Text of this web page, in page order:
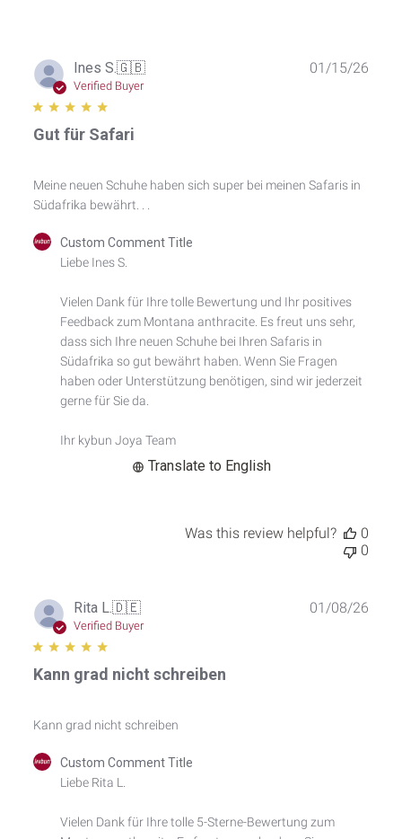
Ines S.🇬🇧
Verified Buyer
Gut für Safari
Meine neuen Schuhe haben sich super bei meinen Safaris in
Südafrika bewährt. . .
Comments
Review
Custom
Comment
Custom Comment Title
Liebe Ines S.
Vielen Dank für Ihre tolle Bewertung und Ihr positives
Feedback zum Montana anthracite. Es freut uns sehr,
dass sich Ihre neuen Schuhe bei Ihren Safaris in
Südafrika so gut bewährt haben. Wenn Sie Fragen
haben oder Unterstützung benötigen, sind wir jederzeit
gerne für Sie da.
Ihr kybun Joya Team
Translate to English
01/15/26
Was this review helpful?
0
0
Rita L.🇩🇪
Verified Buyer
Kann grad nicht schreiben
Kann grad nicht schreiben
Comments
Custom Comment Title
Liebe Rita L.
Vielen Dank für Ihre tolle 5-Sterne-Bewertung zum
01/08/26